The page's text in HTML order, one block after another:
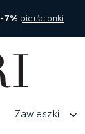
-7% pierścionki
Zawieszki